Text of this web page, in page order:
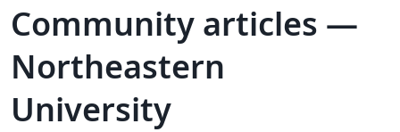
Community articles —
Northeastern
University